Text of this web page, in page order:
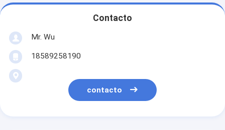
Contacto
Mr. Wu
18589258190
contacto